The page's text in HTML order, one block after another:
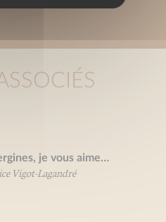
je vous aime…
Vigot-Lagandré